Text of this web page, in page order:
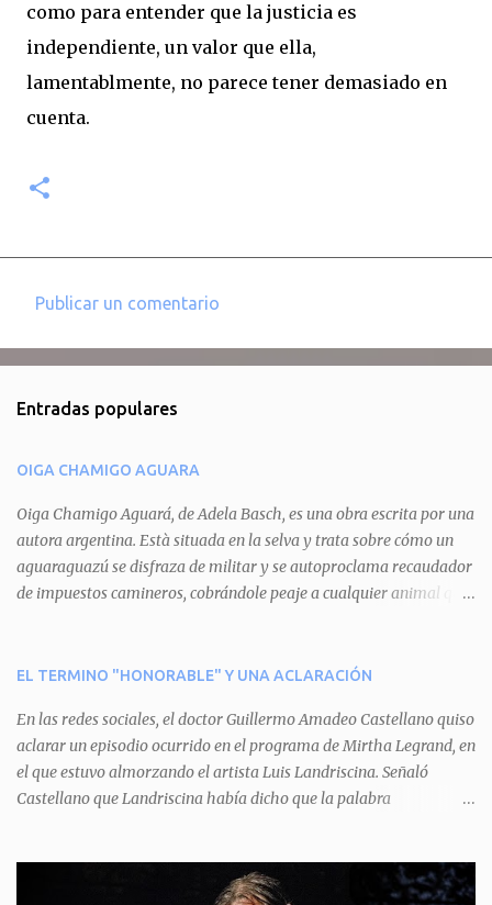
como para entender que la justicia es
independiente, un valor que ella,
lamentablmente, no parece tener demasiado en
cuenta.
e
t
a
r
i
o
Publicar un comentario
Entradas populares
OIGA CHAMIGO AGUARA
Oiga Chamigo Aguará, de Adela Basch, es una obra escrita por una
autora argentina. Està situada en la selva y trata sobre cómo un
aguaraguazú se disfraza de militar y se autoproclama recaudador
de impuestos camineros, cobrándole peaje a cualquier animal que
aguará le provoca. De igual manera pasa con Tatú, el armadillo.
del aguará y pasa sin pagar. Por último, Tui, la cotorra, deja
expuesta la mentira del aguará y arenga a los otros tres
personajes a unirse para enfrentarlo. Finalmente, terminan por
quitarle el disfraz de militar, y el aguará huye despavorido al verse
una propuesta muy divertida con canciones en vivo, máscaras, una
EL TERMINO "HONORABLE" Y UNA ACLARACIÓN
En las redes sociales, el doctor Guillermo Amadeo Castellano quiso
aclarar un episodio ocurrido en el programa de Mirtha Legrand, en
el que estuvo almorzando el artista Luis Landriscina. Señaló
Castellano que Landriscina había dicho que la palabra
servicio a la patria y debía ser sin remuneración". Agrega el letrado